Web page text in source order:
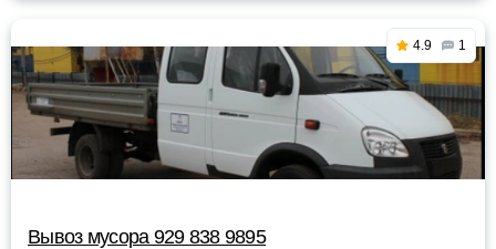
4.9 1
Вывоз мусора 929 838 9895